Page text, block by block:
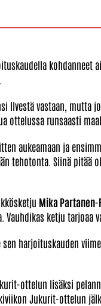
kohdanneet
Ilvestä vastaan, mutta
ottelussa runsaasti
aukeamaan ja
tehotonta. Siinä pitää
Mika Partanen-
Vauhdikas ketju tarjoaa
sen harjoituskauden
ottelun lisäksi
Jukurit-ottelun